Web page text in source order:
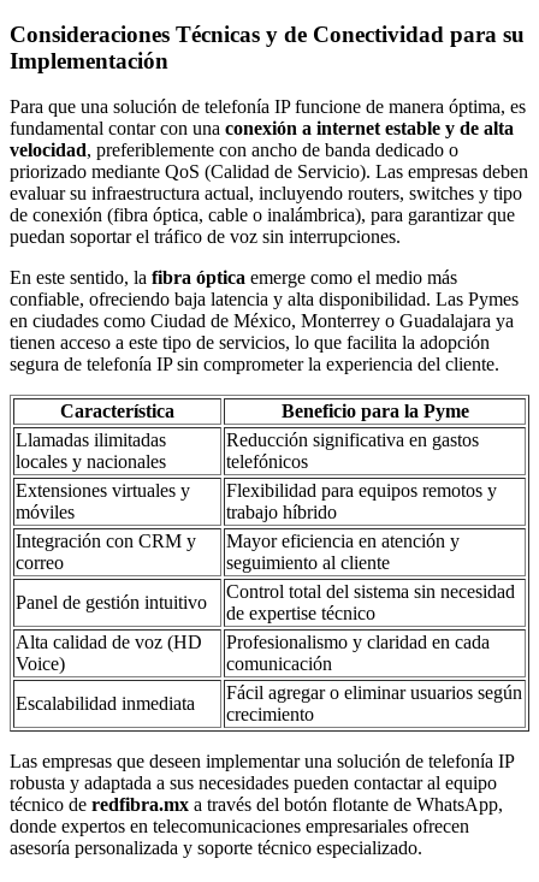
Consideraciones Técnicas y de Conectividad para su
Implementación
Para que una solución de telefonía IP funcione de manera óptima, es
fundamental contar con una conexión a internet estable y de alta
velocidad, preferiblemente con ancho de banda dedicado o
priorizado mediante QoS (Calidad de Servicio). Las empresas deben
evaluar su infraestructura actual, incluyendo routers, switches y tipo
de conexión (fibra óptica, cable o inalámbrica), para garantizar que
puedan soportar el tráfico de voz sin interrupciones.
En este sentido, la fibra óptica emerge como el medio más
confiable, ofreciendo baja latencia y alta disponibilidad. Las Pymes
en ciudades como Ciudad de México, Monterrey o Guadalajara ya
tienen acceso a este tipo de servicios, lo que facilita la adopción
segura de telefonía IP sin comprometer la experiencia del cliente.
Característica
Beneficio para la Pyme
Llamadas ilimitadas
locales y nacionales
Reducción significativa en gastos
telefónicos
Extensiones virtuales y
móviles
Flexibilidad para equipos remotos y
trabajo híbrido
Integración con CRM y
correo
Mayor eficiencia en atención y
seguimiento al cliente
Panel de gestión intuitivo
Control total del sistema sin necesidad
de expertise técnico
Alta calidad de voz (HD
Voice)
Profesionalismo y claridad en cada
comunicación
Escalabilidad inmediata
Fácil agregar o eliminar usuarios según
crecimiento
Las empresas que deseen implementar una solución de telefonía IP
robusta y adaptada a sus necesidades pueden contactar al equipo
técnico de redfibra.mx a través del botón flotante de WhatsApp,
donde expertos en telecomunicaciones empresariales ofrecen
asesoría personalizada y soporte técnico especializado.